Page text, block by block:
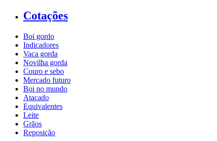
Cotações
Boi gordo
Indicadores
Vaca gorda
Novilha gorda
Couro e sebo
Mercado futuro
Boi no mundo
Atacado
Equivalentes
Leite
Grãos
Reposição